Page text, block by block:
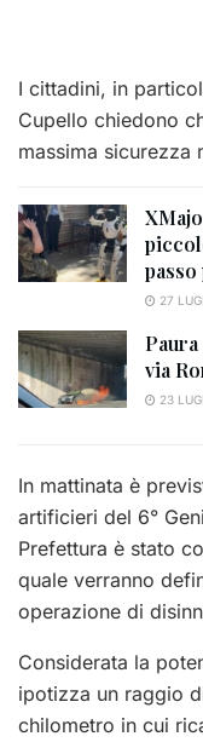
I cittadini, in
Cupello chiedono
massima sicurezza
27
via
23
In mattinata è
artificieri del 6°
Prefettura è stato
quale verranno
operazione di
Considerata la
ipotizza un raggio
chilometro in cui